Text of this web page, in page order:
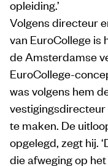
opleiding.’
Volgens directeur
van EuroCollege is
de Amsterdamse
EuroCollege-
was volgens hem
te maken. De
opgelegd, zegt hij.
die afweging op